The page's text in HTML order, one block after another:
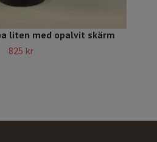
liten med opalvit skärm
825 kr